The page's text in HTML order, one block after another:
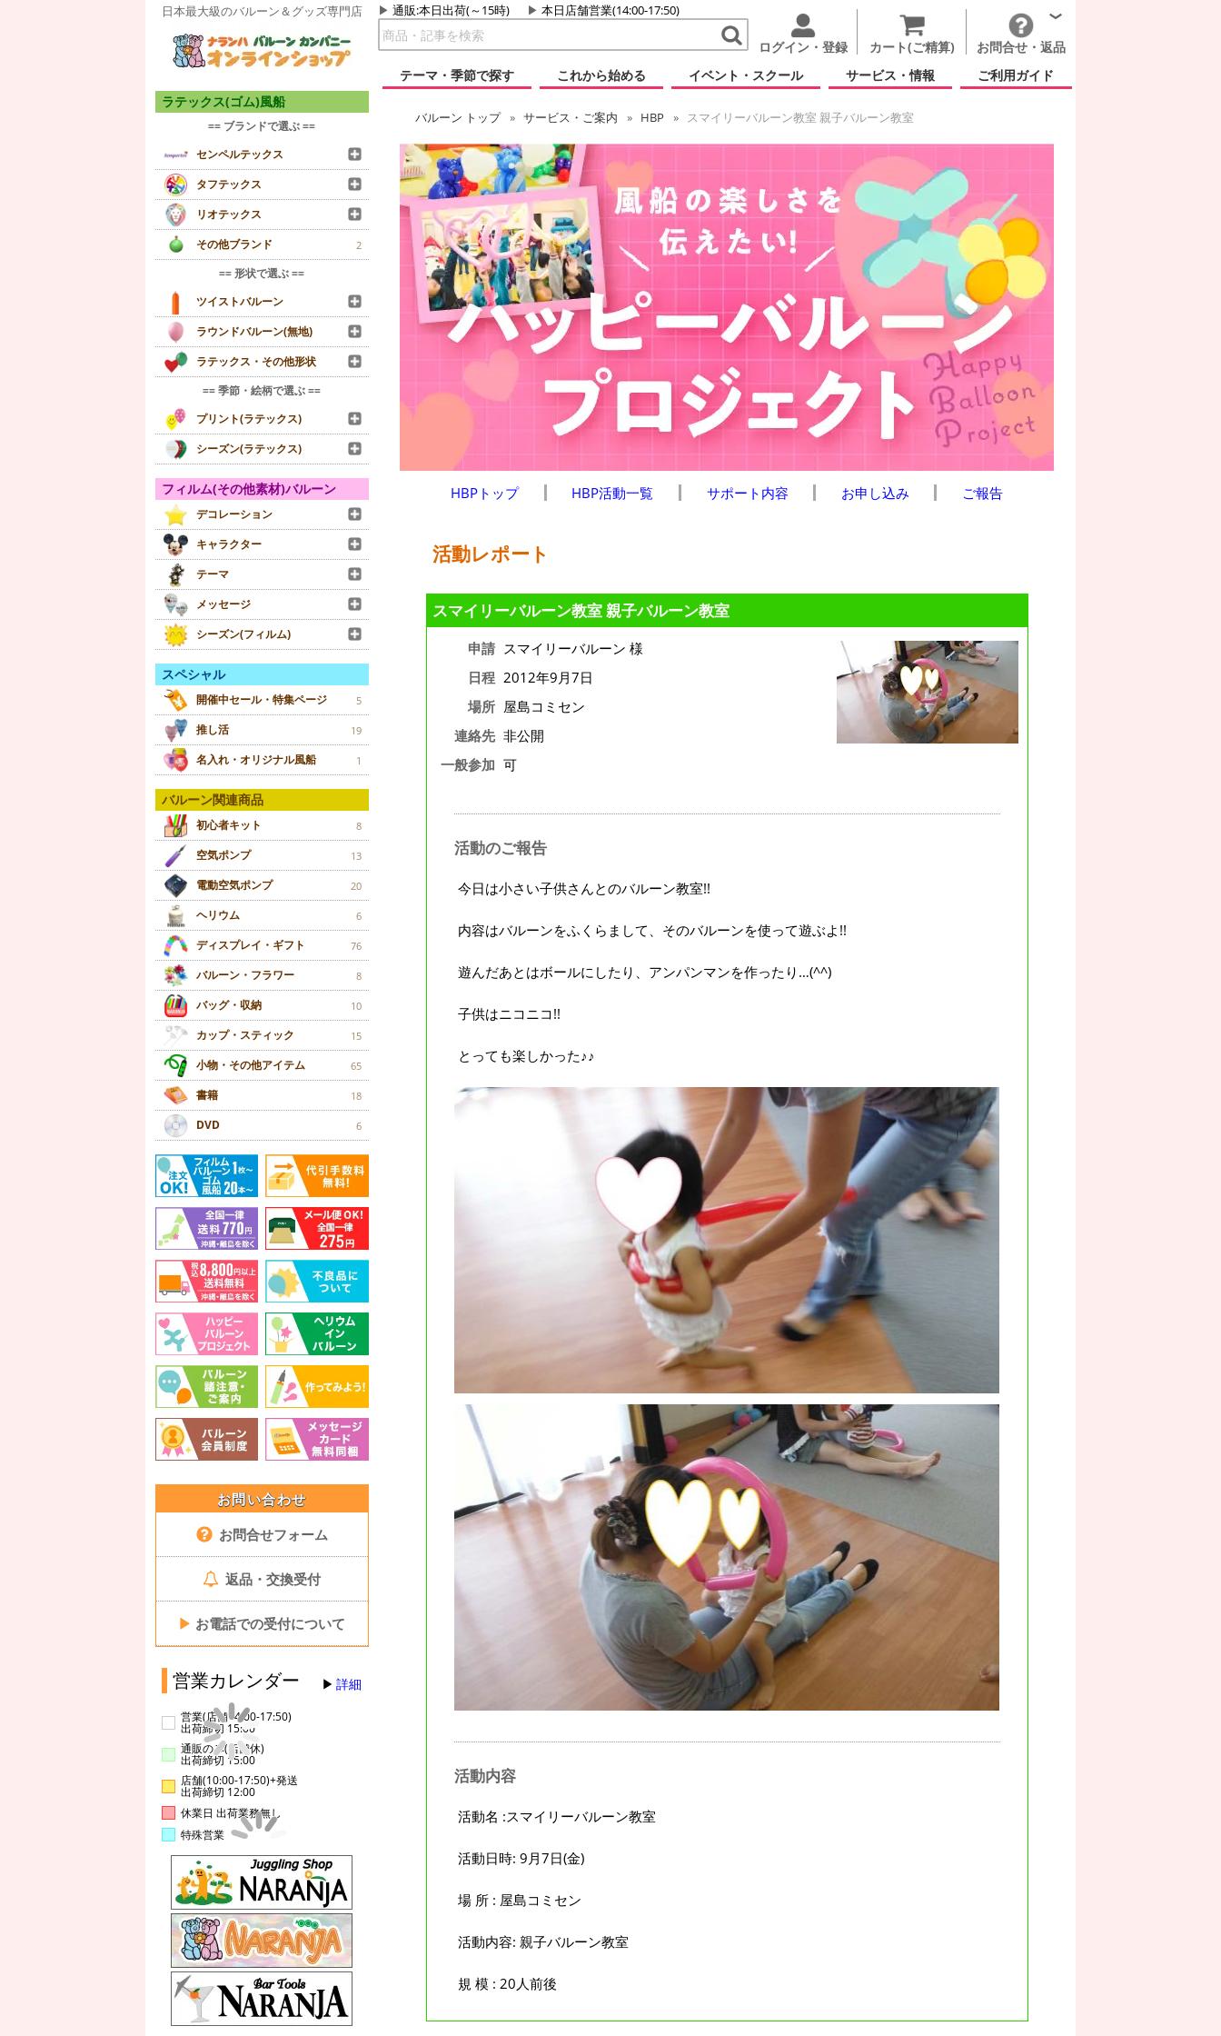
日本最大級のバルーン＆グッズ専門店 通販:本日出荷(～15時) 本日店舗営業(14:00-17:50)
ログイン・登録 カート(ご精算)
お問合せ・返品
テーマ・季節で探す
これから始める イベント・スクール サービス・情報 ご利用ガイド
ラテックス(ゴム)風船
== ブランドで選ぶ ==
センペルテックス
タフテックス
リオテックス
その他ブランド
2
== 形状で選ぶ ==
ツイストバルーン
ラウンドバルーン(無地)
ラテックス・その他形状
== 季節・絵柄で選ぶ ==
プリント(ラテックス)
シーズン(ラテックス)
フィルム(その他素材)バルーン
デコレーション
キャラクター
テーマ
メッセージ
シーズン(フィルム)
スペシャル
開催中セール・特集ページ 5
推し活 19
名入れ・オリジナル風船 1
バルーン関連商品
初心者キット 8
空気ポンプ 13
電動空気ポンプ 20
ヘリウム 6
ディスプレイ・ギフト 76
バルーン・フラワー 8
バッグ・収納 10
カップ・スティック 15
小物・その他アイテム 65
書籍 18
DVD 6
お問い合わせ
お問合せフォーム
返品・交換受付
▶ お電話での受付について
営業カレンダー 詳細
営業(店舗14:00-17:50)
出荷締切 15:00
通販のみ(店舗休)
出荷締切 15:00
店舗(10:00-17:50)+発送
出荷締切 12:00
休業日 出荷業務無し
特殊営業
バルーン トップ サービス・ご案内 HBP スマイリーバルーン教室 親子バルーン教室
HBPトップ HBP活動一覧 サポート内容 お申し込み ご報告
活動レポート
スマイリーバルーン教室 親子バルーン教室
申請 スマイリーバルーン 様
日程 2012年9月7日
場所 屋島コミセン
連絡先 非公開
一般参加 可
活動のご報告
今日は小さい子供さんとのバルーン教室!!
内容はバルーンをふくらまして、そのバルーンを使って遊ぶよ!!
遊んだあとはボールにしたり、アンパンマンを作ったり…(^^)
子供はニコニコ!!
とっても楽しかった♪♪
活動内容
活動名 :スマイリーバルーン教室
活動日時: 9月7日(金)
場 所 : 屋島コミセン
活動内容: 親子バルーン教室
規 模 : 20人前後